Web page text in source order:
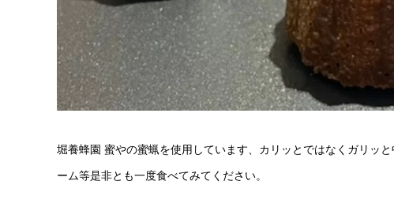
堀養蜂園 蜜やの蜜蝋を使用しています、カリッとではなくガリッ
ーム等是非とも一度食べてみてください。